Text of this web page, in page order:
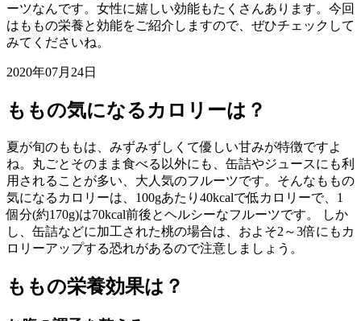
ーツなんです。女性に嬉しい効能もたくさんあります。今回
はももの栄養と効能をご紹介しますので、ぜひチェックして
みてくださいね。
2020年07月24日
ももの気になるカロリーは？
夏が旬のももは、みずみずしくて優しい甘みが特徴ですよ
ね。丸ごとそのまま食べる以外にも、缶詰やジュースにも利
用されることが多い、大人気のフルーツです。そんなももの
気になるカロリーは、100gあたり40kcalで低カロリーで、1
個分(約170g)は70kcal前後とヘルシーなフルーツです。 しか
し、缶詰などに加工された桃の場合は、およそ2～3倍にもカ
ロリーアップする恐れがあるので注意しましょう。
ももの栄養効果は？